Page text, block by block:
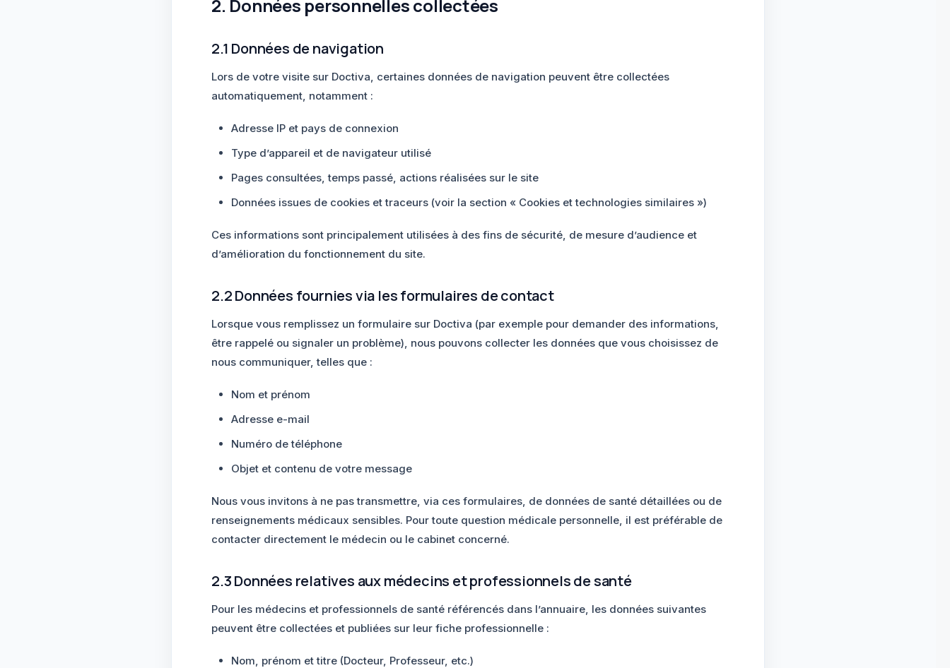
2. Données personnelles collectées
2.1 Données de navigation
Lors de votre visite sur Doctiva, certaines données de navigation peuvent être collectées
automatiquement, notamment :
Adresse IP et pays de connexion
Type d’appareil et de navigateur utilisé
Pages consultées, temps passé, actions réalisées sur le site
Données issues de cookies et traceurs (voir la section « Cookies et technologies similaires »)
Ces informations sont principalement utilisées à des fins de sécurité, de mesure d’audience et
d’amélioration du fonctionnement du site.
2.2 Données fournies via les formulaires de contact
Lorsque vous remplissez un formulaire sur Doctiva (par exemple pour demander des informations,
être rappelé ou signaler un problème), nous pouvons collecter les données que vous choisissez de
nous communiquer, telles que :
Nom et prénom
Adresse e-mail
Numéro de téléphone
Objet et contenu de votre message
Nous vous invitons à ne pas transmettre, via ces formulaires, de données de santé détaillées ou de
renseignements médicaux sensibles. Pour toute question médicale personnelle, il est préférable de
contacter directement le médecin ou le cabinet concerné.
2.3 Données relatives aux médecins et professionnels de santé
Pour les médecins et professionnels de santé référencés dans l’annuaire, les données suivantes
peuvent être collectées et publiées sur leur fiche professionnelle :
Nom, prénom et titre (Docteur, Professeur, etc.)